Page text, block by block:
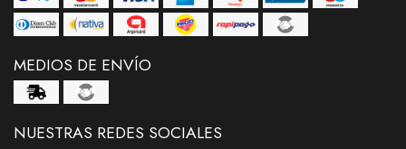
MEDIOS DE ENVÍO
NUESTRAS REDES SOCIALES